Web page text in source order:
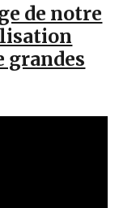
de notre
grandes